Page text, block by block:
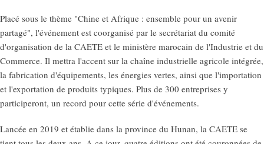
Placé sous le thème "Chine et Afrique : ensemble pour un avenir
partagé", l'événement est coorganisé par le secrétariat du comité
d'organisation de la CAETE et le ministère marocain de l'Industrie et du
Commerce. Il mettra l'accent sur la chaîne industrielle agricole intégrée,
la fabrication d'équipements, les énergies vertes, ainsi que l'importation
et l'exportation de produits typiques. Plus de 300 entreprises y
participeront, un record pour cette série d'événements.
Lancée en 2019 et établie dans la province du Hunan, la CAETE se